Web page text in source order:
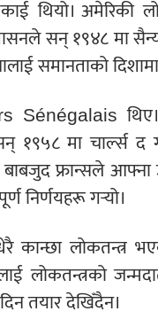
थियो। अमेरिकी
प्रशासनले सन् १९४८ मा
समानताको
थिए।
१९५८ मा चार्ल्स द
फ्रान्सले
निर्णयहरू गर्‍यो।
कान्छा लोकतन्त्र
लोकतन्त्रको
तयार देखिँदैन।